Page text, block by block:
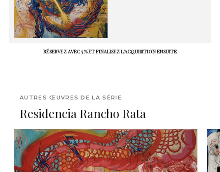
RÉSERVEZ AVEC 5 % ET FINALISEZ L'ACQUISITION ENSUITE
AUTRES ŒUVRES DE LA SÉRIE
Residencia Rancho Rata